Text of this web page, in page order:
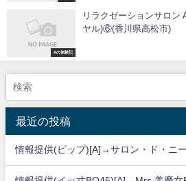
Aの体験記
リラクゼーションサロン
ヤル)⑥(香川県高松市)
最近の投稿
情報提供(ピップ)[A]→サロン・ド・ニ